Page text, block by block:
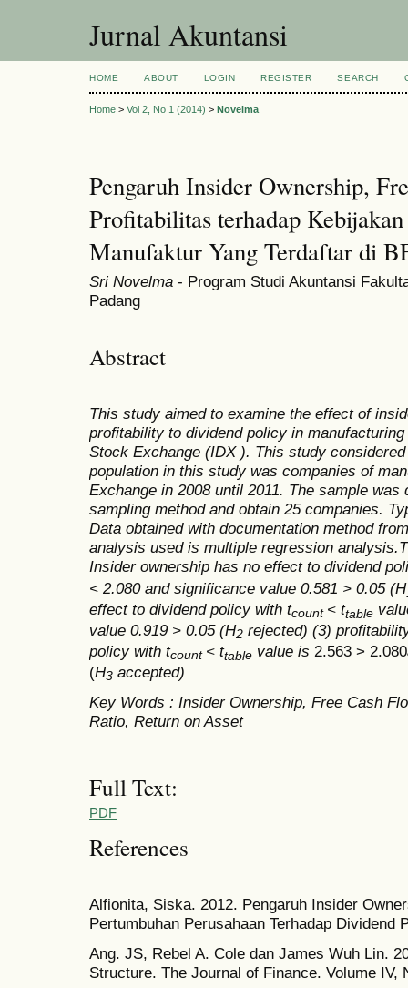
Jurnal Akuntansi
HOME ABOUT LOGIN REGISTER SEARCH
Home > Vol 2, No 1 (2014) > Novelma
Pengaruh Insider Ownership,
Profitabilitas terhadap
Manufaktur Yang Terdaftar di
Sri Novelma - Program Studi Akuntansi
Padang
Abstract
This study aimed to examine the effect of
profitabilityto dividend policy in manufacturing
Stock Exchange (IDX ). This study
population in this study was companies of
Exchange in 2008 until 2011. The sample was
sampling method and obtain 25companies.
Data obtained with documentation method
analysis used is multiple regression analysis.
Insider ownership has no effect to dividend
< 2.080 and significance value 0.581 > 0.05 (H
effect to dividend policy with tcount < ttable
value 0.919 > 0.05(H2 rejected) (3)
policy with tcount < ttable value is 2.563 > 2.080
(H3 accepted)
Key Words : Insider Ownership, Free Cash
Ratio, Return on Asset
Full Text:
PDF
References
Alfionita, Siska. 2012. Pengaruh Insider
Pertumbuhan Perusahaan Terhadap Dividend
Ang. JS, Rebel A. Cole dan James Wuh Lin.
Structure. The Journal of Finance. Volume IV,